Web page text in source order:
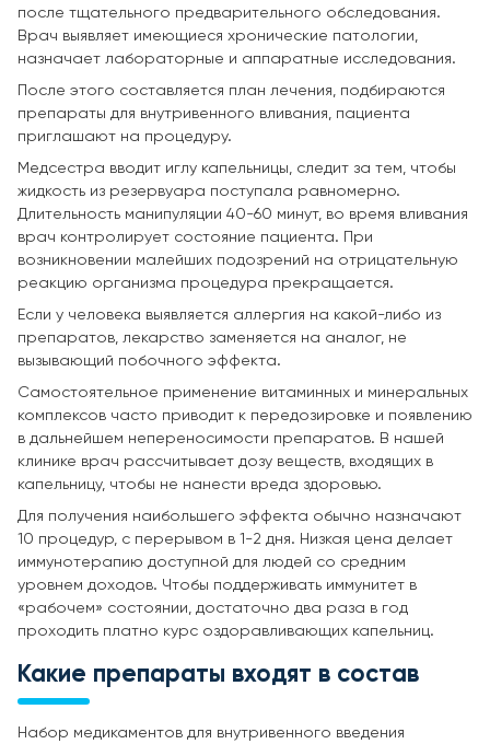
после тщательного предварительного обследования.
Врач выявляет имеющиеся хронические патологии,
назначает лабораторные и аппаратные исследования.
После этого составляется план лечения, подбираются
препараты для внутривенного вливания, пациента
приглашают на процедуру.
Медсестра вводит иглу капельницы, следит за тем, чтобы
жидкость из резервуара поступала равномерно.
Длительность манипуляции 40-60 минут, во время вливания
врач контролирует состояние пациента. При
возникновении малейших подозрений на отрицательную
реакцию организма процедура прекращается.
Если у человека выявляется аллергия на какой-либо из
препаратов, лекарство заменяется на аналог, не
вызывающий побочного эффекта.
Самостоятельное применение витаминных и минеральных
комплексов часто приводит к передозировке и появлению
в дальнейшем непереносимости препаратов. В нашей
клинике врач рассчитывает дозу веществ, входящих в
капельницу, чтобы не нанести вреда здоровью.
Для получения наибольшего эффекта обычно назначают
10 процедур, с перерывом в 1-2 дня. Низкая цена делает
иммунотерапию доступной для людей со средним
уровнем доходов. Чтобы поддерживать иммунитет в
«рабочем» состоянии, достаточно два раза в год
проходить платно курс оздоравливающих капельниц.
Какие препараты входят в состав
Набор медикаментов для внутривенного введения